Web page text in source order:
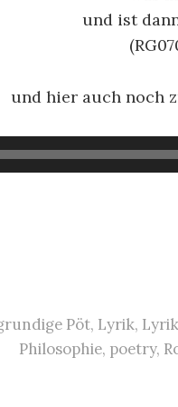
und ist
und hier auch noch
Pöt, Lyrik,
Philosophie, poetry,